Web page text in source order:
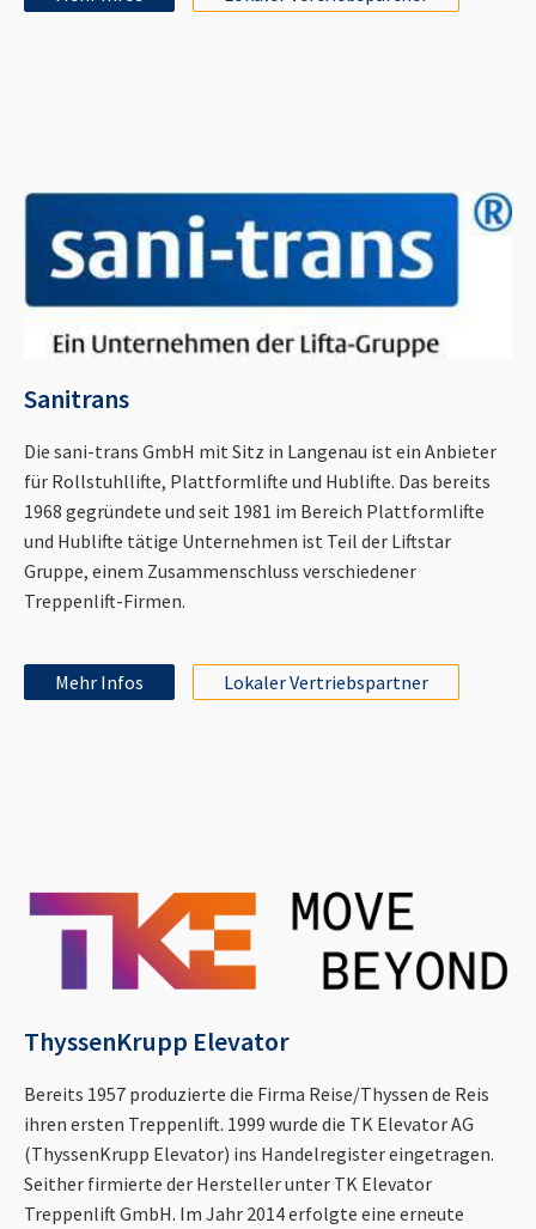
Sanitrans
Die sani-trans GmbH mit Sitz in Langenau ist ein Anbieter
für Rollstuhllifte, Plattformlifte und Hublifte. Das bereits
1968 gegründete und seit 1981 im Bereich Plattformlifte
und Hublifte tätige Unternehmen ist Teil der Liftstar
Gruppe, einem Zusammenschluss verschiedener
Treppenlift-Firmen.
Mehr Infos Lokaler Vertriebspartner
ThyssenKrupp Elevator
Bereits 1957 produzierte die Firma Reise/Thyssen de Reis
ihren ersten Treppenlift. 1999 wurde die TK Elevator AG
(ThyssenKrupp Elevator) ins Handelregister eingetragen.
Seither firmierte der Hersteller unter TK Elevator
Treppenlift GmbH. Im Jahr 2014 erfolgte eine erneute